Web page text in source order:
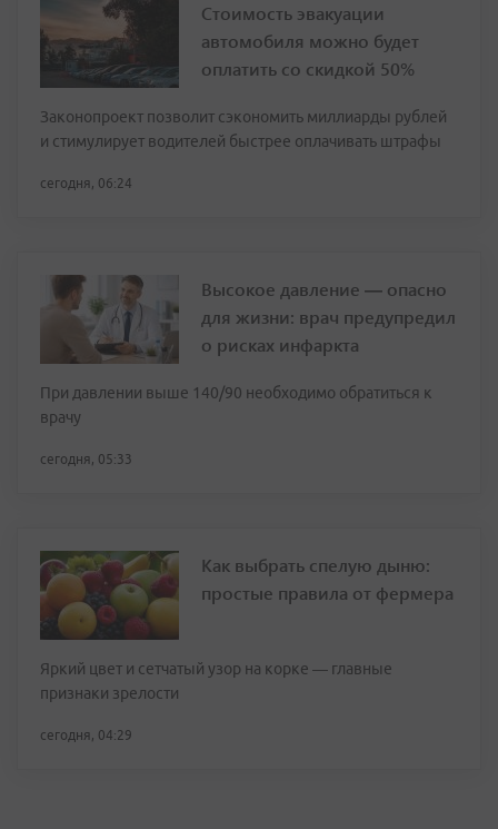
Стоимость эвакуации
автомобиля можно будет
оплатить со скидкой 50%
Законопроект позволит сэкономить миллиарды рублей
и стимулирует водителей быстрее оплачивать штрафы
сегодня, 06:24
Высокое давление — опасно
для жизни: врач предупредил
о рисках инфаркта
При давлении выше 140/90 необходимо обратиться к
врачу
сегодня, 05:33
Как выбрать спелую дыню:
простые правила от фермера
Яркий цвет и сетчатый узор на корке — главные
признаки зрелости
сегодня, 04:29